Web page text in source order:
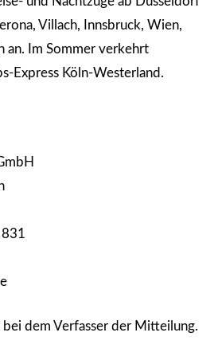
Villach, Innsbruck, Wien,
an. Im Sommer verkehrt
Express Köln-Westerland.
dem Verfasser der Mitteilung.